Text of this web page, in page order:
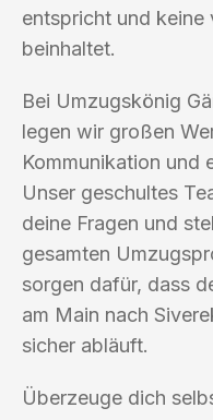
entspricht und keine
beinhaltet.
Bei Umzugskönig
legen wir großen
Kommunikation und
Unser geschultes
deine Fragen und
gesamten
sorgen dafür, dass
am Main nach
sicher abläuft.
Überzeuge dich